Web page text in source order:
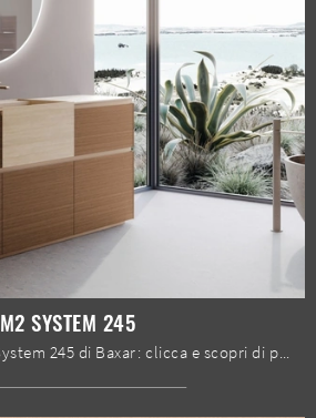
M2 SYSTEM 245